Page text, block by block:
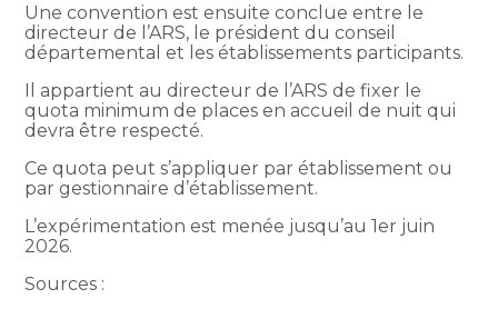
Une convention est ensuite conclue entre le
directeur de l’ARS, le président du conseil
départemental et les établissements participants.
Il appartient au directeur de l’ARS de fixer le
quota minimum de places en accueil de nuit qui
devra être respecté.
Ce quota peut s’appliquer par établissement ou
par gestionnaire d’établissement.
L’expérimentation est menée jusqu’au 1er juin
2026.
Sources :